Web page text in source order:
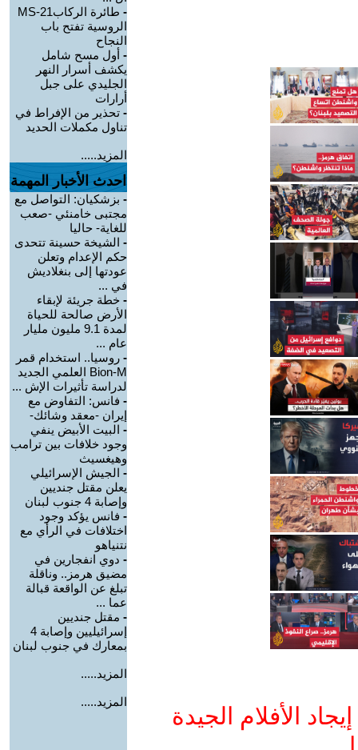
الأفلام الجيدة
-
طائرة الركابMS-21
الروسية تفتح باب
النجاح
- أول مسح شامل
يكشف أسرار النهر
الجليدي على جبل
أرارات
- تحذير من الإفراط في
تناول مكملات الحديد
المزيد.....
احدث الأخبار المهمة
- بزشكيان: التواصل مع
مجتبى خامنئي -صعب
للغاية- حاليا
- الشيخة حسينة تتحدى
حكم الإعدام وتعلن
عودتها إلى بنغلاديش
في ...
- خطة جريئة لإبقاء
الأرض صالحة للحياة
لمدة 9.1 مليون مليار
عام ...
- روسيا.. استخدام قمر
Bion-M العلمي الجديد
لدراسة تأثيرات الإش ...
- فانس: التفاوض مع
إيران -معقد وشائك-
- البيت الأبيض ينفي
وجود خلافات بين ترامب
وهيغسيث
- الجيش الإسرائيلي
يعلن مقتل جنديين
وإصابة 4 جنوب لبنان
- فانس يؤكد وجود
اختلافات في الرأي مع
نتنياهو
- دوي انفجارين في
مضيق هرمز.. وناقلة
تبلغ عن الواقعة قبالة
عما ...
- مقتل جنديين
إسرائيليين وإصابة 4
بمعارك في جنوب لبنان
المزيد.....
المزيد.....